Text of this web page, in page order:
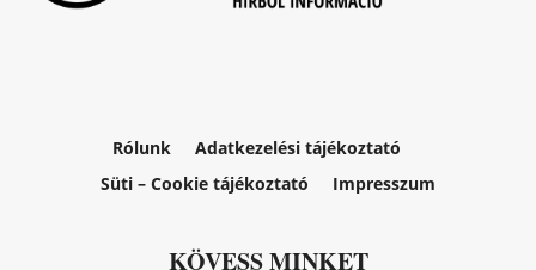
Rólunk
Adatkezelési tájékoztató
Süti – Cookie tájékoztató
Impresszum
KÖVESS MINKET